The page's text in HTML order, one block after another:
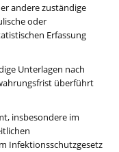
andere zuständige
oder
Erfassung
Unterlagen nach
überführt
insbesondere im
Infektionsschutzgesetz